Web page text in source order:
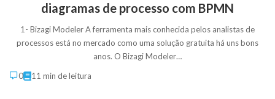
diagramas de processo com BPMN
1- Bizagi Modeler A ferramenta mais conhecida pelos analistas de
processos está no mercado como uma solução gratuita há uns bons
anos. O Bizagi Modeler…
0
11 min de leitura